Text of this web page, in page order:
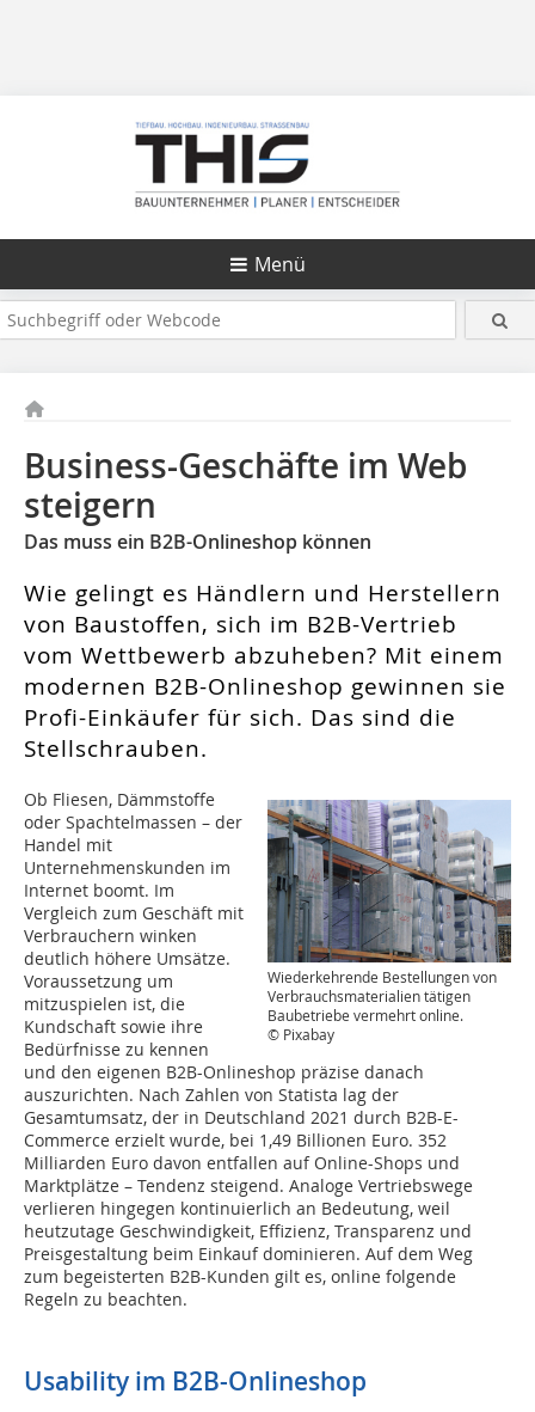
Menü
Business-Geschäfte im Web
steigern
Das muss ein B2B-Onlineshop können
Wie gelingt es Händlern und Herstellern
von Baustoffen, sich im B2B-Vertrieb
vom Wettbewerb abzuheben? Mit einem
modernen B2B-Onlineshop gewinnen sie
Profi-Einkäufer für sich. Das sind die
Stellschrauben.
Wiederkehrende Bestellungen von
Verbrauchsmaterialien tätigen
Baubetriebe vermehrt online.
© Pixabay
Ob Fliesen, Dämmstoffe
oder Spachtelmassen – der
Handel mit
Unternehmenskunden im
Internet boomt. Im
Vergleich zum Geschäft mit
Verbrauchern winken
deutlich höhere Umsätze.
Voraussetzung um
mitzuspielen ist, die
Kundschaft sowie ihre
Bedürfnisse zu kennen
und den eigenen B2B-Onlineshop präzise danach
auszurichten. Nach Zahlen von Statista lag der
Gesamtumsatz, der in Deutschland 2021 durch B2B-E-
Commerce erzielt wurde, bei 1,49 Billionen Euro. 352
Milliarden Euro davon entfallen auf Online-Shops und
Marktplätze – Tendenz steigend. Analoge Vertriebswege
verlieren hingegen kontinuierlich an Bedeutung, weil
heutzutage Geschwindigkeit, Effizienz, Transparenz und
Preisgestaltung beim Einkauf dominieren. Auf dem Weg
zum begeisterten B2B-Kunden gilt es, online folgende
Regeln zu beachten.
Usability im B2B-Onlineshop